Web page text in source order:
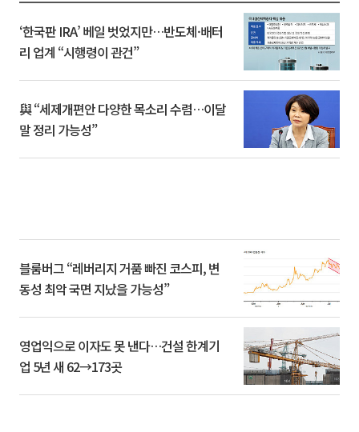
‘한국판 IRA’ 베일 벗었지만…반도체·배터
리 업계 “시행령이 관건”
與 “세제개편안 다양한 목소리 수렴…이달
말 정리 가능성”
블룸버그 “레버리지 거품 빠진 코스피, 변
동성 최악 국면 지났을 가능성”
영업익으로 이자도 못 낸다…건설 한계기
업 5년 새 62→173곳